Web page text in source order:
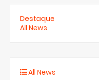
Destaque
All News
All News